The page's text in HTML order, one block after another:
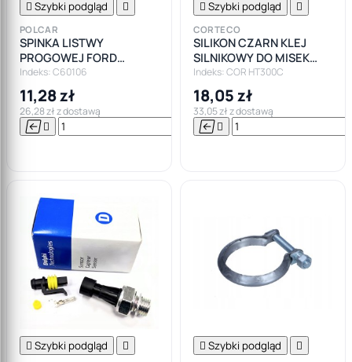
 Szybki podgląd 
POLCAR
SPINKA LISTWY
PROGOWEJ FORD
MONDEO MK1 MK2 MK3
MK4
Indeks: C60106
11,28 zł
26,28 zł z dostawą
  

 Szybki podgląd 
CORTECO
SILIKON CZARN KLEJ
SILNIKOWY DO MISEK
CORTECO +300
Indeks: COR HT300C
18,05 zł
33,05 zł z dostawą
 
 Szybki podgląd   Szybki podgląd 